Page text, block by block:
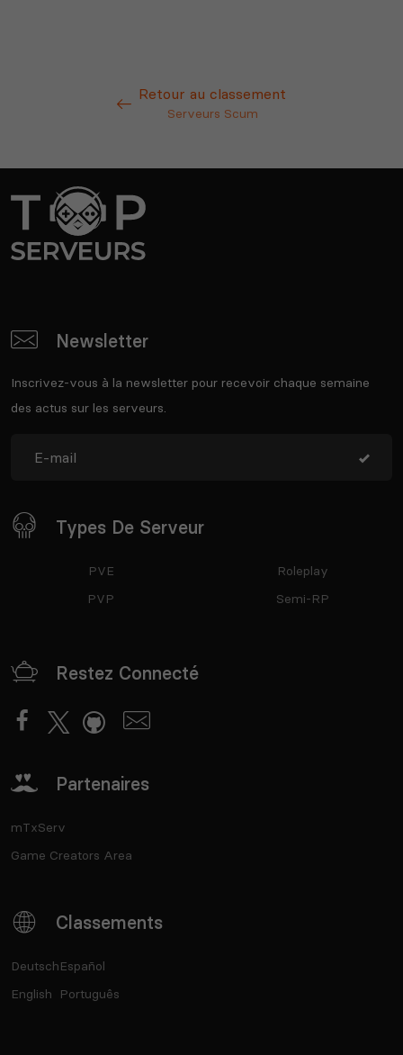
Retour au classement
Serveurs Scum
Newsletter
Inscrivez-vous à la newsletter pour recevoir chaque semaine
des actus sur les serveurs.
Types De Serveur
PVE
PVP
Roleplay
Semi-RP
Restez Connecté
Partenaires
mTxServ
Game Creators Area
Classements
Deutsch
English
Español
Português